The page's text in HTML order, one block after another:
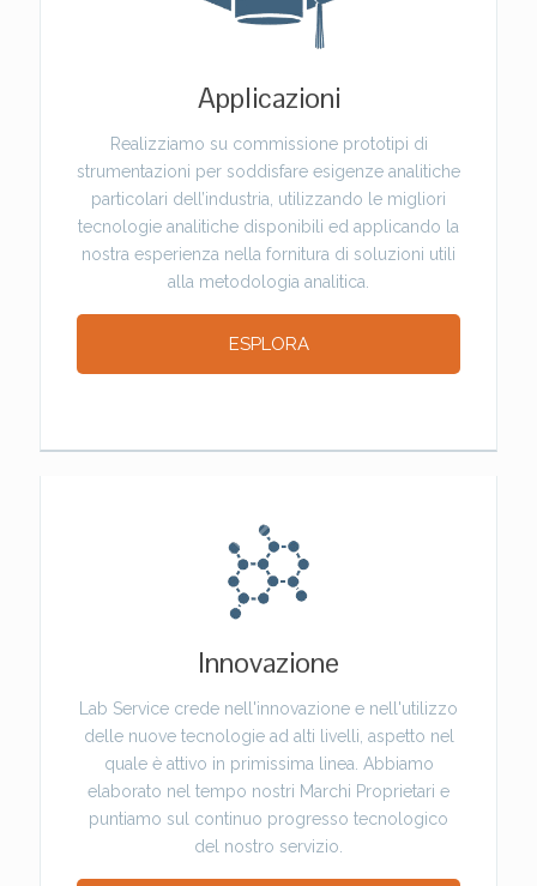
Applicazioni
Realizziamo su commissione prototipi di
strumentazioni per soddisfare esigenze analitiche
particolari dell’industria, utilizzando le migliori
tecnologie analitiche disponibili ed applicando la
nostra esperienza nella fornitura di soluzioni utili
alla metodologia analitica.
ESPLORA
Innovazione
Lab Service crede nell'innovazione e nell'utilizzo
delle nuove tecnologie ad alti livelli, aspetto nel
quale è attivo in primissima linea. Abbiamo
elaborato nel tempo nostri Marchi Proprietari e
puntiamo sul continuo progresso tecnologico
del nostro servizio.